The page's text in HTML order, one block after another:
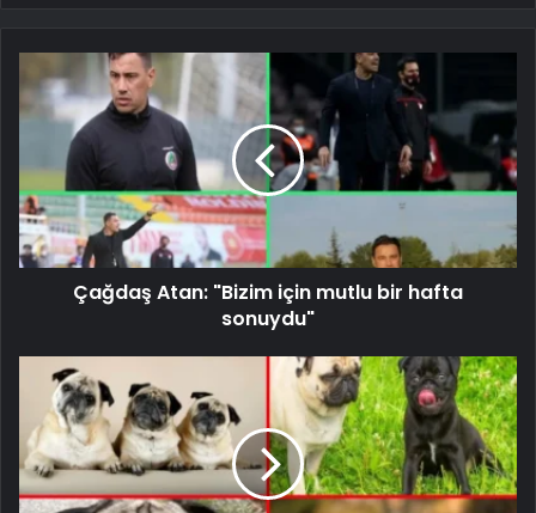
Çağdaş Atan: "Bizim için mutlu bir hafta
sonuydu"